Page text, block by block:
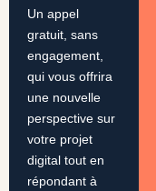
Un appel
gratuit, sans
engagement,
qui vous offrira
une nouvelle
perspective sur
votre projet
digital tout en
répondant à